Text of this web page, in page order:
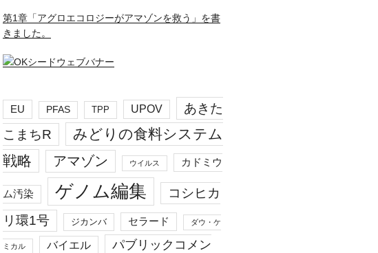
第1章「アグロエコロジーがアマゾンを救う」を書
きました。
EU PFAS TPP UPOV
あきた
こまちR
みどりの食料システム
戦略
アマゾン ウイルス カドミウ
ム汚染 ゲノム編集
コシヒカ
リ環1号
ジカンバ セラード ダウ・ケ
ミカル バイエル パブリックコメン